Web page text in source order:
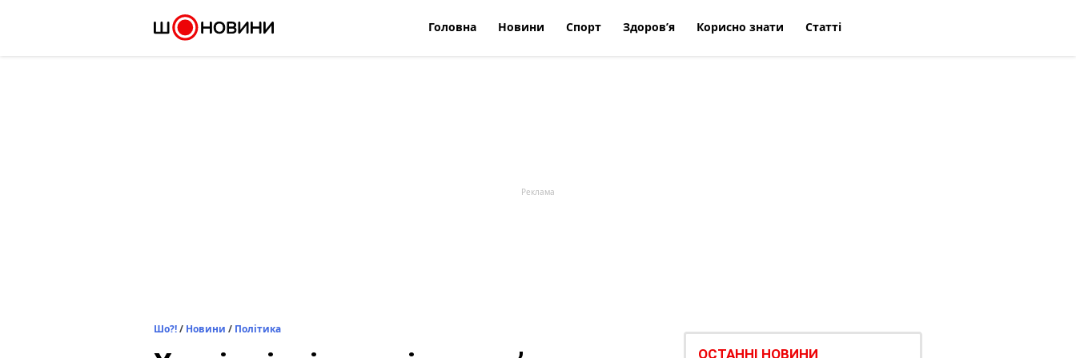
Головна Новини Спорт Здоров’я Корисно знати Статті
Шо?!/ Новини / Політика
ОСТАННІ НОВИНИ